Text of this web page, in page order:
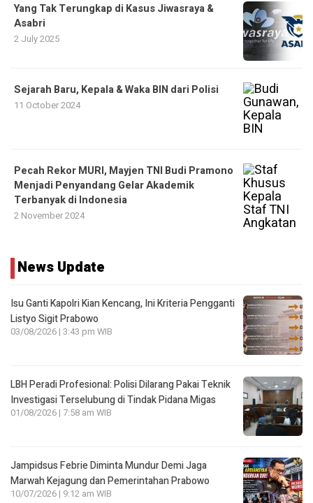
Yang Tak Terungkap di Kasus Jiwasraya &
Asabri
2 July 2025
Sejarah Baru, Kepala & Waka BIN dari Polisi
11 October 2024
Pecah Rekor MURI, Mayjen TNI Budi Pramono
Menjadi Penyandang Gelar Akademik
Terbanyak di Indonesia
2 November 2024
News Update
Isu Ganti Kapolri Kian Kencang, Ini Kriteria Pengganti
Listyo Sigit Prabowo
03/08/2026 | 3:43 pm WIB
LBH Peradi Profesional: Polisi Dilarang Pakai Teknik
Investigasi Terselubung di Tindak Pidana Migas
01/08/2026 | 7:58 am WIB
Jampidsus Febrie Diminta Mundur Demi Jaga
Marwah Kejagung dan Pemerintahan Prabowo
10/07/2026 | 9:12 am WIB